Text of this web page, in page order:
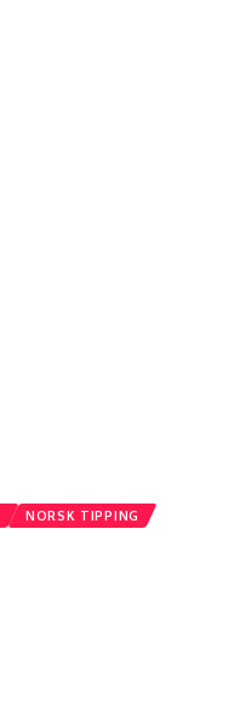
NORSK TIPPING